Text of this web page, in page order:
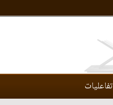
تفاعليات